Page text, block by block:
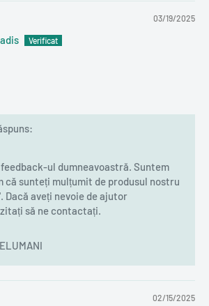
03/19/2025
ul dumneavoastră. Suntem
că sunteți mulțumit de produsul nostru
Dacă aveți nevoie de ajutor
să ne contactați.
02/15/2025